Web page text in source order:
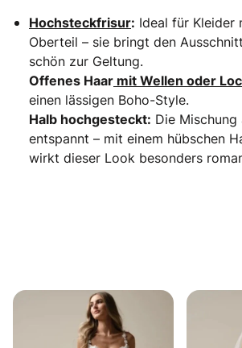
Hochsteckfrisur: Ideal für Kleider
Oberteil – sie bringt den
schön zur Geltung.
Offenes Haar mit Wellen oder
einen lässigen Boho-Style.
Halb hochgesteckt: Die
entspannt – mit einem hübschen
wirkt dieser Look besonders